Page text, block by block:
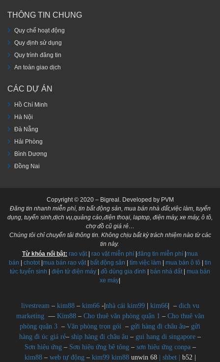
THÔNG TIN CHUNG
Quy chế hoạt động
Quy định sử dụng
Quy trình đăng tin
An toàn giao dịch
CÁC DỰ ÁN
Hồ Chí Minh
Hà Nội
Đà Nẵng
Hải Phòng
Bình Dương
Đồng Nai
Copyright © 2020 – Bigreal. Developed by PVM
Đăng tin nhanh miễn phí, tin bất động sản, mua bán nhà đất,việc làm, tuyển
dụng, tuyển sinh,dịch vụ,quảng cáo,điện thoại, laptop, điện máy, xe máy, ô tô,
chợ đồ cũ giá rẻ…
Chúng tôi chỉ chuyển tải thông tin. Không chịu bất kỳ trách nhiệm nào từ các
tin này.
Từ khóa nổi bật: rao vặt| rao vặt miễn phí đăng tin miễn phí mua
bán
chotot| mua bán rao vặt| bất động sản tìm việc làm mua bán ô tô
tin
tức tuyển sinh
điện tử điện máy đồ dùng gia đình bán nhà đất| mua bán
xe máy
livestream – kim88 – kim66-|nhà cái kim99| kim66| – dich vu
marketing— Kim88 – Cho thuê văn phòng quận 1 – Cho thuê văn
phòng quận 3 – Văn phòng trọn gói – gửi hàng đi châu âu– gửi
hàng đi úc giá rẻ– ship hàng đi châu âu – gui hang di singapore –
Sơn hiệu ứng– Sơn hiệu ứng bê tông– sơn hiệu ứng conpa–
kim88– web tự động– kim99 kim88unwin 68| shbet| b52 |